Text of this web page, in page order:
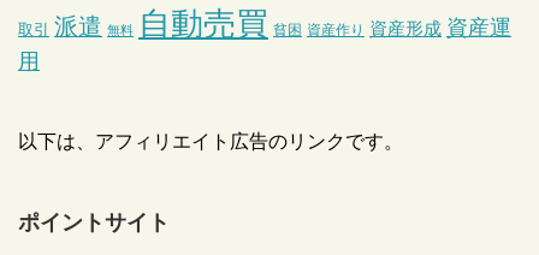
取引 派遣 無料 自動売買 貧困 資産作り 資産形成 資産運
用
以下は、アフィリエイト広告のリンクです。
ポイントサイト